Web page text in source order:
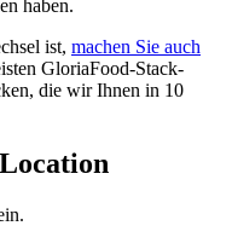
haben.
ist, machen Sie auch
GloriaFood-Stack-
die wir Ihnen in 10